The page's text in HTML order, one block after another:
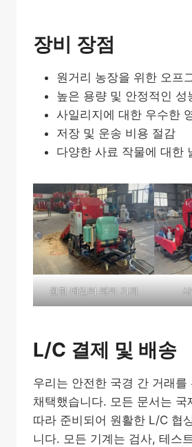
장비 장점
원거리 농장을 위한 오프
높은 용량 및 안정적인 성
사일리지에 대한 우수한
저장 및 운송 비용 절감
다양한 사료 작물에 대한
원형 베일러 래퍼 기계
L/C 결제 및 배송
우리는 안전한 국경 간 거래를
채택했습니다. 모든 문서는 국
따라 준비되어 원활한 L/C 협
니다. 모든 기계는 검사, 테스